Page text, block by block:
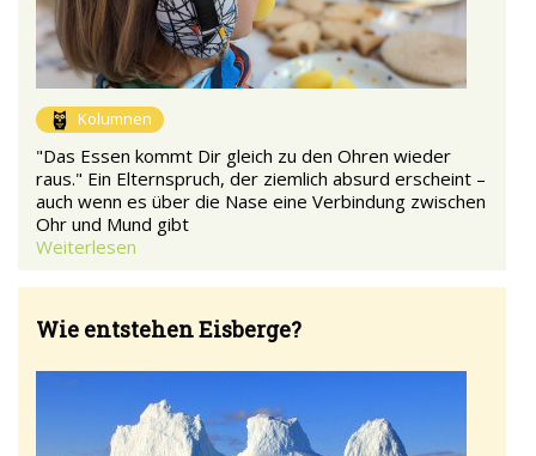
Kolumnen
"Das Essen kommt Dir gleich zu den Ohren wieder
raus." Ein Elternspruch, der ziemlich absurd erscheint –
auch wenn es über die Nase eine Verbindung zwischen
Ohr und Mund gibt
Weiterlesen
Wie entstehen Eisberge?